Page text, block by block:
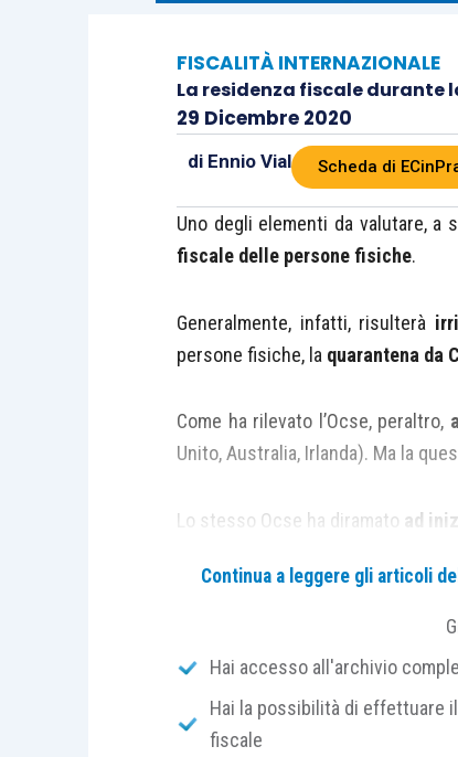
FISCALITÀ INTERNAZIONALE
La residenza fiscale durante
29 Dicembre 2020
di Ennio Vial Scheda di
Uno degli elementi da valutare, a
fiscale delle persone fisiche.
Generalmente, infatti, risulterà
persone fisiche, la quarantena da
Come ha rilevato l’Ocse, peraltro,
Unito, Australia, Irlanda). Ma la
Lo stesso Ocse ha diramato ad
residenza delle persone fisiche (
diversi soggetti non sono stati
Stato in cui effettivamente vivono.
Continua a leggere gli articoli
Hai accesso all'archivio
Hai la possibilità di effettuare
fiscale